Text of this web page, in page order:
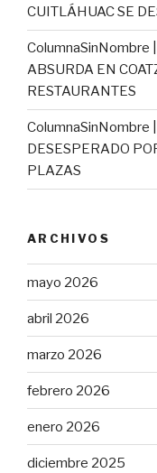
CUITLÁHUAC SE
ColumnaSinNombre
ABSURDA EN
RESTAURANTES
ColumnaSinNombre
DESESPERADO
PLAZAS
ARCHIVOS
mayo 2026
abril 2026
marzo 2026
febrero 2026
enero 2026
diciembre 2025